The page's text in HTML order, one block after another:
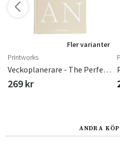
Fler varianter
Printworks
Veckoplanerare - The Perfect Plan Beige
269 kr
ANDRA